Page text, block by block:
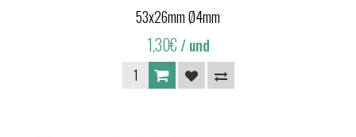
53x26mm Ø4mm
1,30€/ und